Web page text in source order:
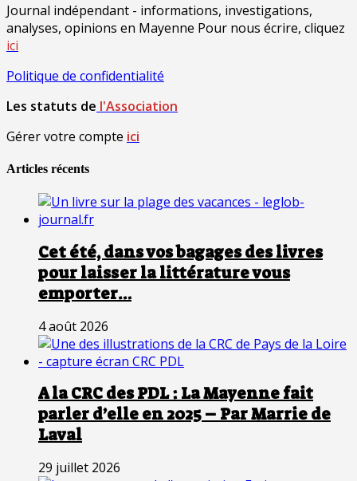
Journal indépendant - informations, investigations,
analyses, opinions en Mayenne Pour nous écrire, cliquez
ici
Politique de confidentialité
Les statuts de l'Association
Gérer votre compte ici
Articles récents
Cet été, dans vos bagages des livres
pour laisser la littérature vous
emporter…
4 août 2026
A la CRC des PDL : La Mayenne fait
parler d’elle en 2025 – Par Marrie de
Laval
29 juillet 2026